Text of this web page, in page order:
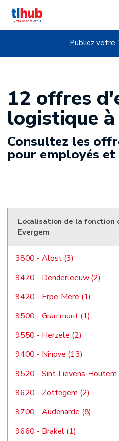
Publiez votre
12 offres
logistique à
Consultez les
pour employés et
Localisation de la fonction
Evergem
3800 - Alost (3)
9470 - Denderleeuw (2)
9420 - Erpe-Mere (1)
9500 - Grammont (1)
9550 - Herzele (2)
9400 - Ninove (13)
9520 - Sint-Lievens-Houtem
9620 - Zottegem (2)
9700 - Audenarde (8)
9660 - Brakel (1)